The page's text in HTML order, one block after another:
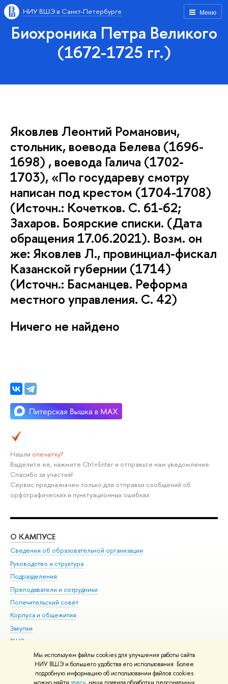
Мы используем файлы cookies для улучшения работы сайта
НИУ ВШЭ и большего удобства его использования. Более
подробную информацию об использовании файлов cookies
Меню
НИУ ВШЭ в Санкт-Петербурге
Биохроника Петра Великого
(1672-1725 гг.)
Яковлев Леонтий Романович,
стольник, воевода Белева (1696-
1698) , воевода Галича (1702-
1703), «По государеву смотру
написан под крестом (1704-1708)
(Источн.: Кочетков. С. 61-62;
Захаров. Боярские списки. (Дата
обращения 17.06.2021). Возм. он
же: Яковлев Л., провинциал-фискал
Казанской губернии (1714)
(Источн.: Басманцев. Реформа
местного управления. С. 42)
Ничего не найдено
Нашли опечатку?
Выделите её, нажмите Ctrl+Enter и отправьте нам уведомление.
Спасибо за участие!
Сервис предназначен только для отправки сообщений об
орфографических и пунктуационных ошибках.
О КАМПУСЕ
Сведения об образовательной организации
Руководство и структура
Подразделения
Преподаватели и сотрудники
Попечительский совет
Корпуса и общежития
Закупки
ВШЭ для студентов с ограниченными возможностями
здоровья и инвалидностью
Версия для слабовидящих
Единая платежная страница